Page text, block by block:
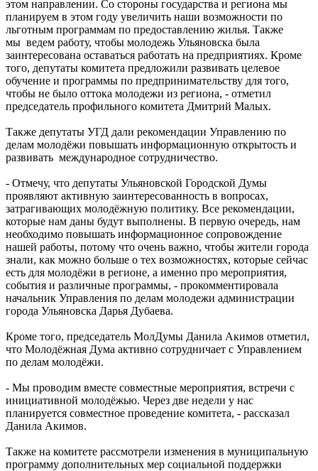
этом направлении. Со стороны государства и региона мы
планируем в этом году увеличить наши возможности по
льготным программам по предоставлению жилья. Также
мы ведем работу, чтобы молодежь Ульяновска была
заинтересована оставаться работать на предприятиях. Кроме
того, депутаты комитета предложили развивать целевое
обучение и программы по предпринимательству для того,
чтобы не было оттока молодежи из региона, - отметил
председатель профильного комитета Дмитрий Малых.
Также депутаты УГД дали рекомендации Управлению по
делам молодёжи повышать информационную открытость и
развивать международное сотрудничество.
- Отмечу, что депутаты Ульяновской Городской Думы
проявляют активную заинтересованность в вопросах,
затрагивающих молодёжную политику. Все рекомендации,
которые нам даны будут выполнены. В первую очередь, нам
необходимо повышать информационное сопровождение
нашей работы, потому что очень важно, чтобы жители города
знали, как можно больше о тех возможностях, которые сейчас
есть для молодёжи в регионе, а именно про мероприятия,
события и различные программы, - прокомментировала
начальник Управления по делам молодежи администрации
города Ульяновска Дарья Дубаева.
Кроме того, председатель МолДумы Данила Акимов отметил,
что Молодёжная Дума активно сотрудничает с Управлением
по делам молодёжи.
- Мы проводим вместе совместные мероприятия, встречи с
инициативной молодёжью. Через две недели у нас
планируется совместное проведение комитета, - рассказал
Данила Акимов.
Также на комитете рассмотрели изменения в муниципальную
программу дополнительных мер социальной поддержки